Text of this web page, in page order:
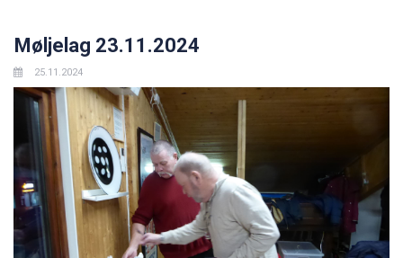
Møljelag 23.11.2024
25.11.2024